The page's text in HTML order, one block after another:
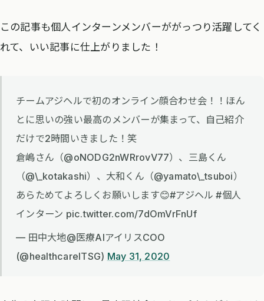
この記事も個人インターンメンバーががっつり活躍してく
れて、いい記事に仕上がりました！
チームアジヘルで初のオンライン顔合わせ会！！ほん
とに思いの強い最高のメンバーが集まって、自己紹介
だけで2時間いきました！笑
倉嶋さん（@oNODG2nWRrovV77）、三島くん
（@\_kotakashi）、大和くん（@yamato\_tsuboi）
あらためてよろしくお願いします😊#アジヘル #個人
インターン pic.twitter.com/7dOmVrFnUf
— 田中大地@医療AIアイリスCOO
(@healthcareITSG) May 31, 2020